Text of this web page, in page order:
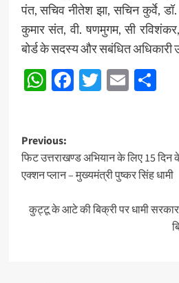
पंत, सचिव नीतेश झा, सचिन कुर्वे,
कुमार संत, वी. षणमुगम, सी
बोर्ड के सदस्य और सबंधित अधिकारी
WhatsApp
Facebook
Twitter
Email
Post
navigation
Previous:
फिट उत्तराखण्ड अभियान के लिए 15 दिन
एक्शन प्लान – मुख्यमंत्री पुष्कर सिंह धामी
कुट्टू के आटे की बिक्री पर धामी